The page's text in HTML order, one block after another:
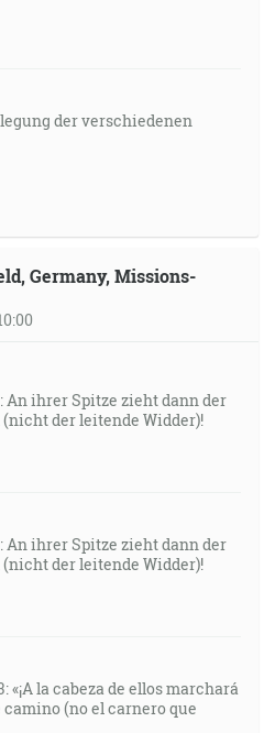
der verschiedenen
Germany, Missions-
An ihrer Spitze zieht dann der
der leitende Widder)!
An ihrer Spitze zieht dann der
der leitende Widder)!
«¡A la cabeza de ellos marchará
(no el carnero que